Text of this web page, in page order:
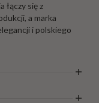
łączy się z
a marka
i polskiego